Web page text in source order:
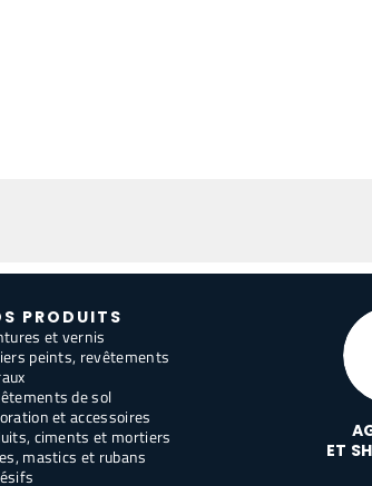
PRODUITS
et vernis
peints, revêtements
de sol
et accessoires
ciments et mortiers
mastics et rubans
ET